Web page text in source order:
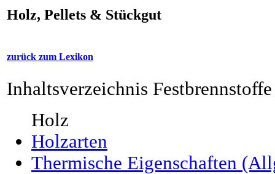
Holz, Pellets & Stückgut
zurück zum Lexikon
Inhaltsverzeichnis Festbrennstoffe
Holz
Holzarten
Thermische Eigenschaften